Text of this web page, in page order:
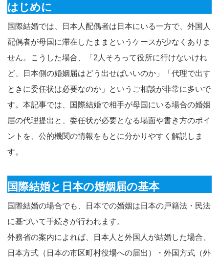
はじめに
国際結婚では、日本人配偶者は日本にいる一方で、外国人
配偶者が母国に滞在したままというケースが少なくありま
せん。こうした場合、「2人そろって役所に行けないけれ
ど、日本側の婚姻届はどう出せばいいのか」「代理で出す
ときに委任状は必要なのか」というご相談が非常に多いで
す。本記事では、国際結婚で相手が母国にいる場合の婚姻
届の代理提出と、委任状が必要となる場面や書き方のポイ
ントを、公的機関の情報をもとに分かりやすく解説しま
す。​
国際結婚と日本の婚姻届の基本
国際結婚の場合でも、日本での婚姻は日本の戸籍法・民法
に基づいて手続きが行われます。
外務省の案内によれば、日本人と外国人が結婚した場合、
日本方式（日本の市区町村役場への届出）・外国方式（外